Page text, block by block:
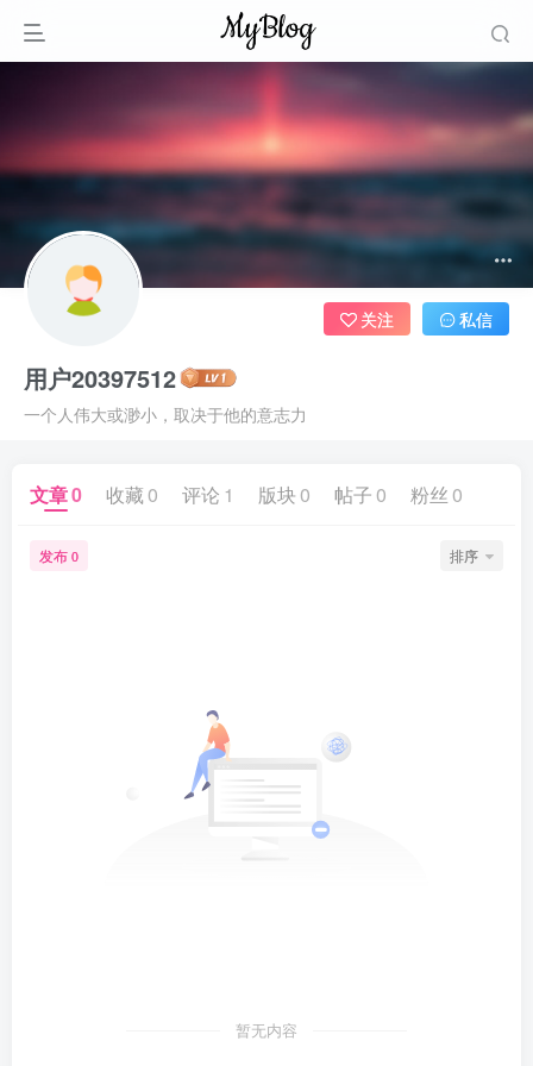
用户20397512
一个人伟大或渺小，取决于他的意志力
关注 私信
文章0 收藏 0 评论 1 版块 0 帖子 0 粉丝 0
发布 0 排序
暂无内容